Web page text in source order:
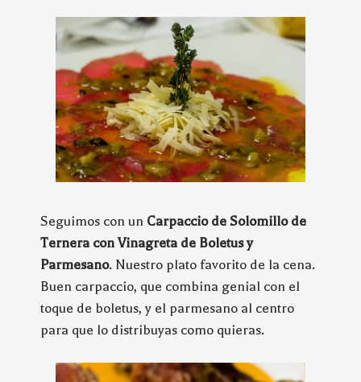
Seguimos con un Carpaccio de Solomillo de
Ternera con Vinagreta de Boletus y
Parmesano. Nuestro plato favorito de la cena.
Buen carpaccio, que combina genial con el
toque de boletus, y el parmesano al centro
para que lo distribuyas como quieras.